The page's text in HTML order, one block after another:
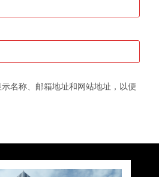
名称、邮箱地址和网站地址，以便